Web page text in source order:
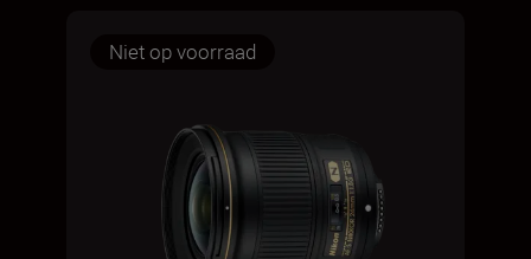
Niet op voorraad